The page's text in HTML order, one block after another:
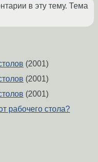
в эту тему. Тема
(2001)
(2001)
(2001)
рабочего стола?